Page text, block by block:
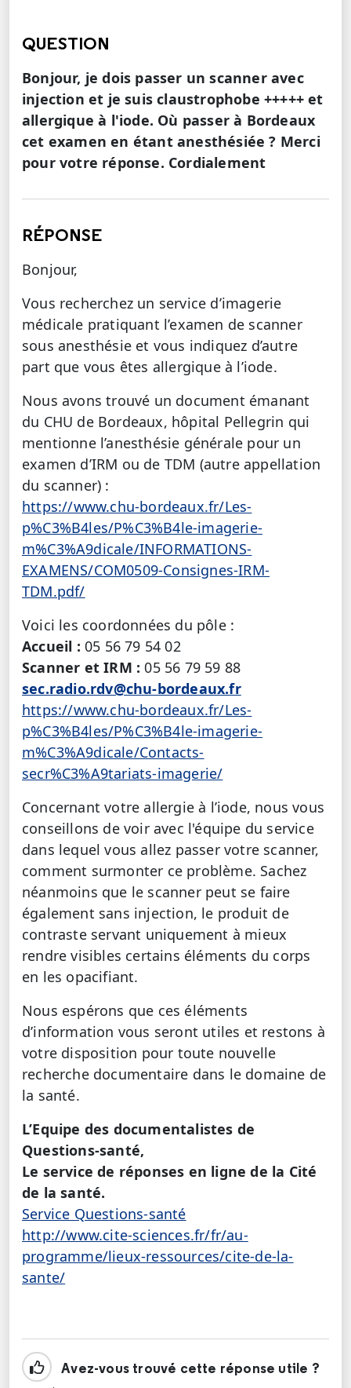
QUESTION
Bonjour, je dois passer un scanner avec
injection et je suis claustrophobe +++++ et
allergique à l'iode. Où passer à Bordeaux
cet examen en étant anesthésiée ? Merci
pour votre réponse. Cordialement
RÉPONSE
Bonjour,
Vous recherchez un service d’imagerie
médicale pratiquant l’examen de scanner
sous anesthésie et vous indiquez d’autre
part que vous êtes allergique à l’iode.
Nous avons trouvé un document émanant
du CHU de Bordeaux, hôpital Pellegrin qui
mentionne l’anesthésie générale pour un
examen d’IRM ou de TDM (autre appellation
du scanner) :
https://www.chu-bordeaux.fr/Les-
p%C3%B4les/P%C3%B4le-imagerie-
m%C3%A9dicale/INFORMATIONS-
EXAMENS/COM0509-Consignes-IRM-
TDM.pdf/
Voici les coordonnées du pôle :
Accueil : 05 56 79 54 02
Scanner et IRM :05 56 79 59 88
sec.radio.rdv@chu-bordeaux.fr
https://www.chu-bordeaux.fr/Les-
p%C3%B4les/P%C3%B4le-imagerie-
m%C3%A9dicale/Contacts-
secr%C3%A9tariats-imagerie/
Concernant votre allergie à l’iode, nous vous
conseillons de voir avec l'équipe du service
dans lequel vous allez passer votre scanner,
comment surmonter ce problème. Sachez
néanmoins que le scanner peut se faire
également sans injection, le produit de
contraste servant uniquement à mieux
rendre visibles certains éléments du corps
en les opacifiant.
Nous espérons que ces éléments
d’information vous seront utiles et restons à
votre disposition pour toute nouvelle
recherche documentaire dans le domaine de
la santé.
L’Equipe des documentalistes de
Questions-santé,
Le service de réponses en ligne de la Cité
de la santé.
Service Questions-santé
http://www.cite-sciences.fr/fr/au-
programme/lieux-ressources/cite-de-la-
sante/
Avez-vous trouvé cette réponse utile ?